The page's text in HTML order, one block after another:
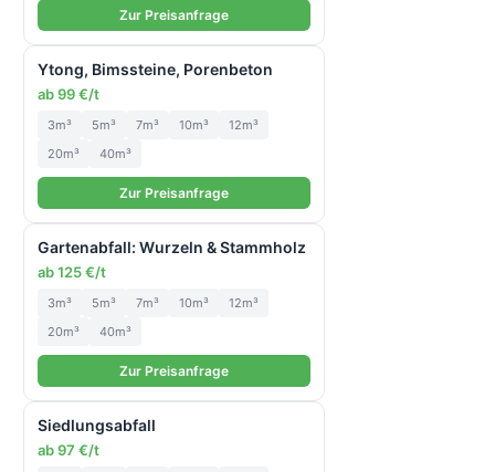
Zur Preisanfrage
Ytong, Bimssteine, Porenbeton
ab 99 €/t
3m³ 5m³ 7m³ 10m³
12m³
20m³
40m³
Zur Preisanfrage
Gartenabfall: Wurzeln & Stammholz
ab 125 €/t
3m³ 5m³ 7m³ 10m³
12m³
20m³
40m³
Zur Preisanfrage
Siedlungsabfall
ab 97 €/t